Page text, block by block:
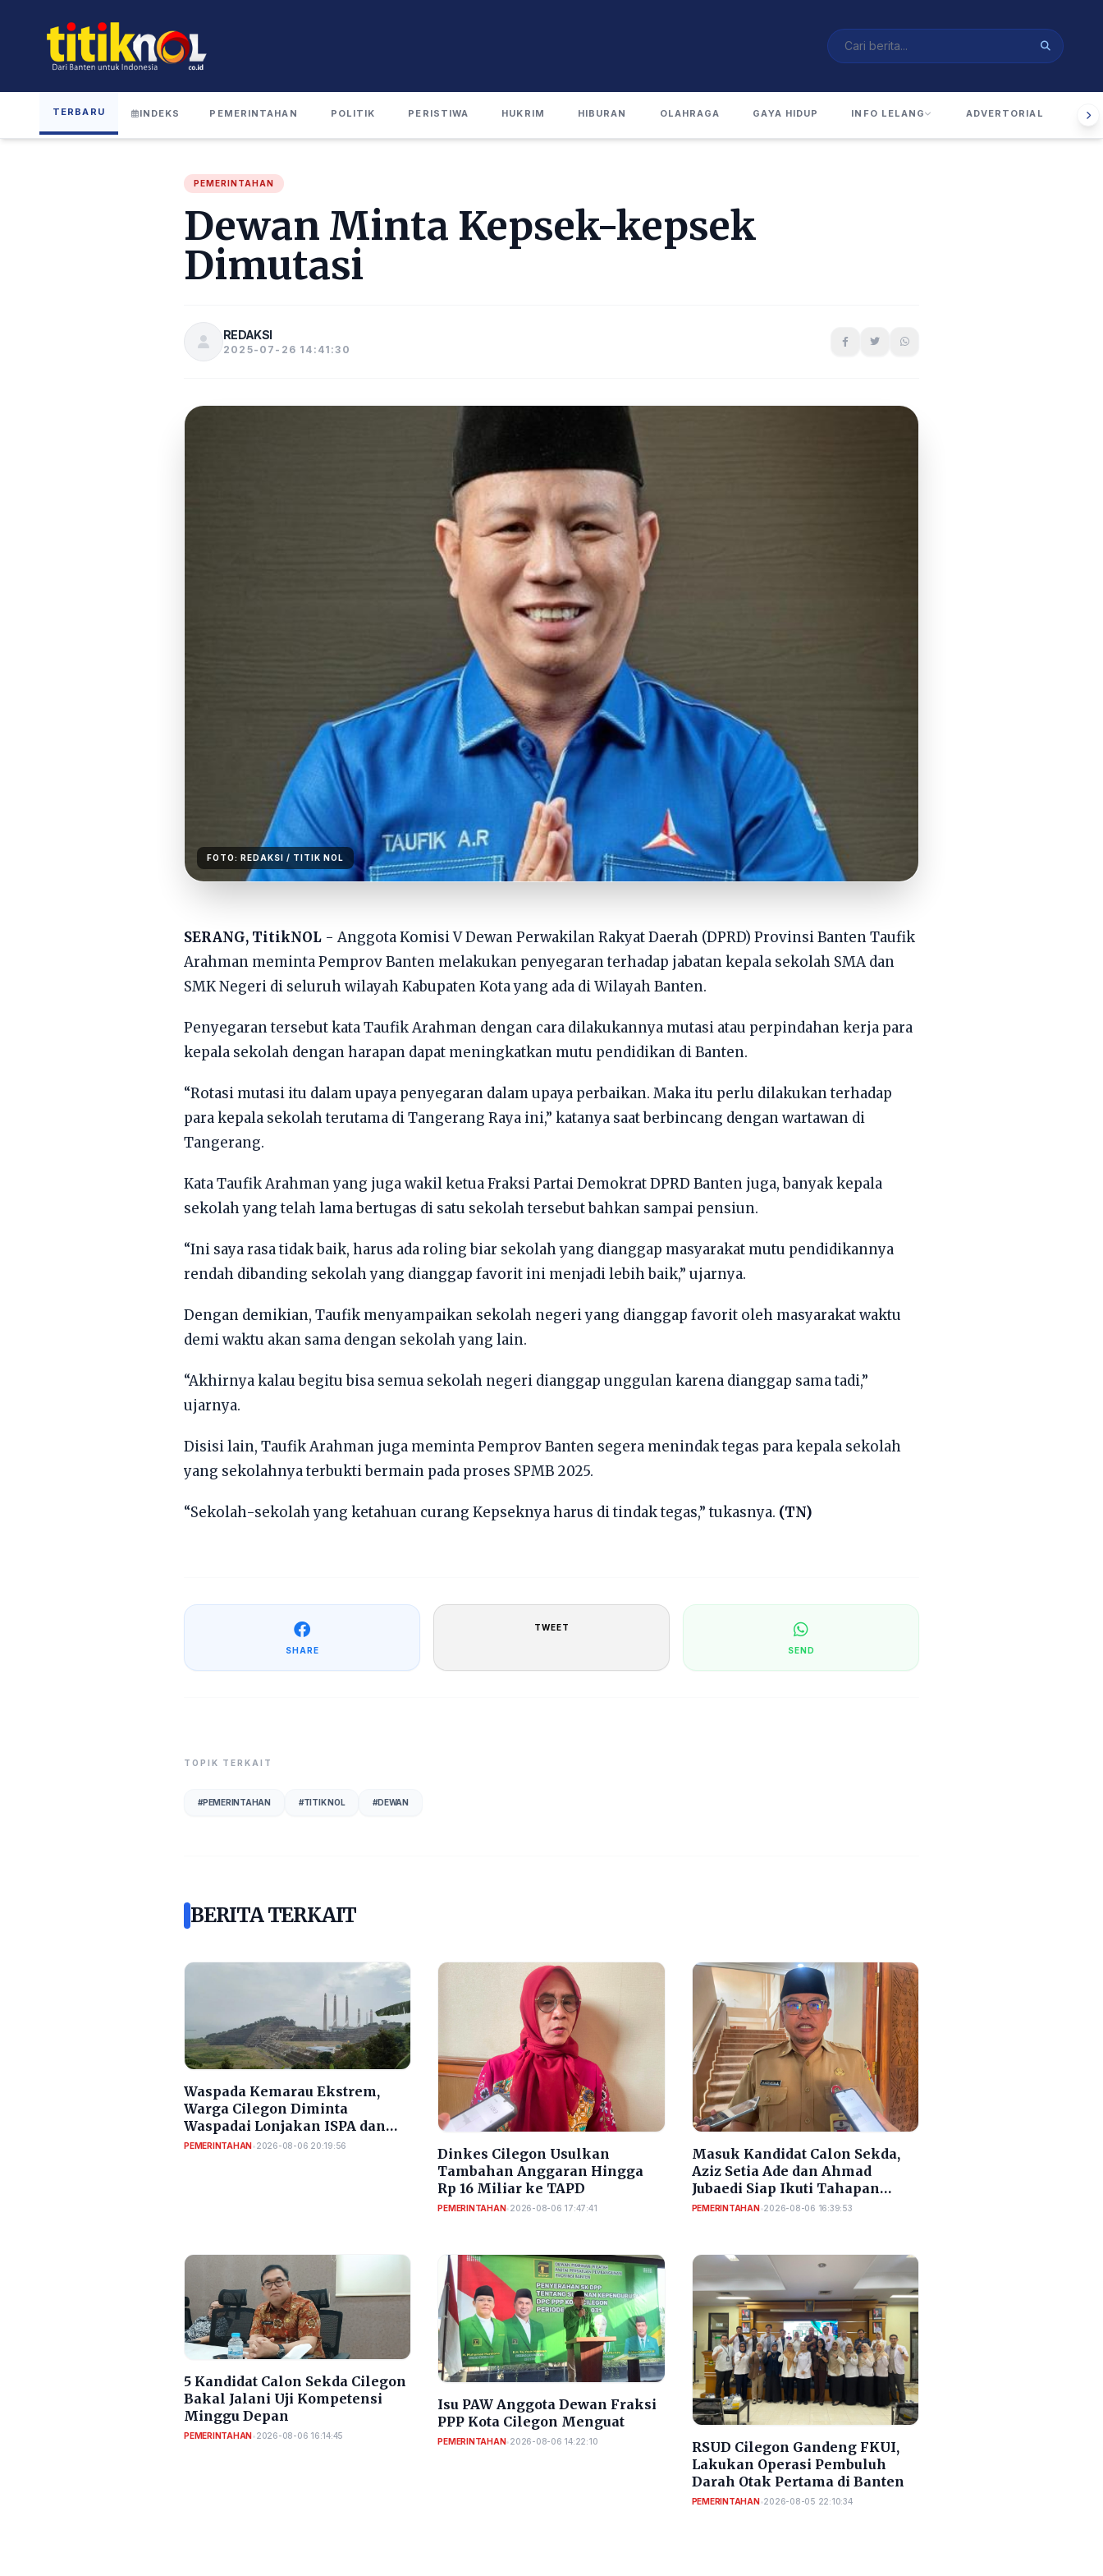
TERBARU INDEKS PEMERINTAHAN POLITIK PERISTIWA HUKRIM HIBURAN OLAHRAGA GAYA HIDUP INFO LELANG ADVERTORIAL
PEMERINTAHAN
Dewan Minta Kepsek-kepsek
Dimutasi
REDAKSI
2025-07-26 14:41:30
FOTO: REDAKSI / TITIK NOL
SERANG, TitikNOL - Anggota Komisi V Dewan Perwakilan Rakyat Daerah (DPRD) Provinsi Banten Taufik
Arahman meminta Pemprov Banten melakukan penyegaran terhadap jabatan kepala sekolah SMA dan
SMK Negeri di seluruh wilayah Kabupaten Kota yang ada di Wilayah Banten.
Penyegaran tersebut kata Taufik Arahman dengan cara dilakukannya mutasi atau perpindahan kerja para
kepala sekolah dengan harapan dapat meningkatkan mutu pendidikan di Banten.
“Rotasi mutasi itu dalam upaya penyegaran dalam upaya perbaikan. Maka itu perlu dilakukan terhadap
para kepala sekolah terutama di Tangerang Raya ini,” katanya saat berbincang dengan wartawan di
Tangerang.
Kata Taufik Arahman yang juga wakil ketua Fraksi Partai Demokrat DPRD Banten juga, banyak kepala
sekolah yang telah lama bertugas di satu sekolah tersebut bahkan sampai pensiun.
“Ini saya rasa tidak baik, harus ada roling biar sekolah yang dianggap masyarakat mutu pendidikannya
rendah dibanding sekolah yang dianggap favorit ini menjadi lebih baik,” ujarnya.
Dengan demikian, Taufik menyampaikan sekolah negeri yang dianggap favorit oleh masyarakat waktu
demi waktu akan sama dengan sekolah yang lain.
“Akhirnya kalau begitu bisa semua sekolah negeri dianggap unggulan karena dianggap sama tadi,”
ujarnya.
Disisi lain, Taufik Arahman juga meminta Pemprov Banten segera menindak tegas para kepala sekolah
yang sekolahnya terbukti bermain pada proses SPMB 2025.
“Sekolah-sekolah yang ketahuan curang Kepseknya harus di tindak tegas,” tukasnya. (TN)
SHARE
TWEET
SEND
TOPIK TERKAIT
#PEMERINTAHAN #TITIK NOL #DEWAN
BERITA TERKAIT
Waspada Kemarau Ekstrem,
Warga Cilegon Diminta
Waspadai Lonjakan ISPA dan
Diare
PEMERINTAHAN•2026-08-06 20:19:56
Dinkes Cilegon Usulkan
Tambahan Anggaran Hingga
Rp 16 Miliar ke TAPD
PEMERINTAHAN•2026-08-06 17:47:41
Masuk Kandidat Calon Sekda,
Aziz Setia Ade dan Ahmad
Jubaedi Siap Ikuti Tahapan
Seleksi Sekda Cilegon
PEMERINTAHAN •2026-08-06 16:39:53
5 Kandidat Calon Sekda Cilegon
Bakal Jalani Uji Kompetensi
Minggu Depan
PEMERINTAHAN •2026-08-06 16:14:45
Isu PAW Anggota Dewan Fraksi
PPP Kota Cilegon Menguat
PEMERINTAHAN•2026-08-06 14:22:10
RSUD Cilegon Gandeng FKUI,
Lakukan Operasi Pembuluh
Darah Otak Pertama di Banten
PEMERINTAHAN•2026-08-05 22:10:34